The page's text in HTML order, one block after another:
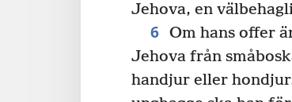
Jehova, en
6 Om hans offer
Jehova från
handjur eller